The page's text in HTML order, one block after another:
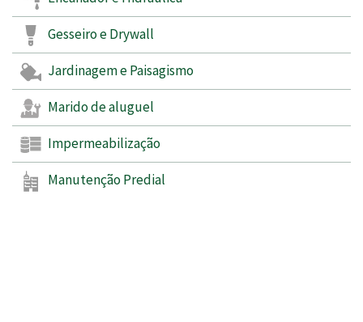
Gesseiro e Drywall
Jardinagem e Paisagismo
Marido de aluguel
Impermeabilização
Manutenção Predial